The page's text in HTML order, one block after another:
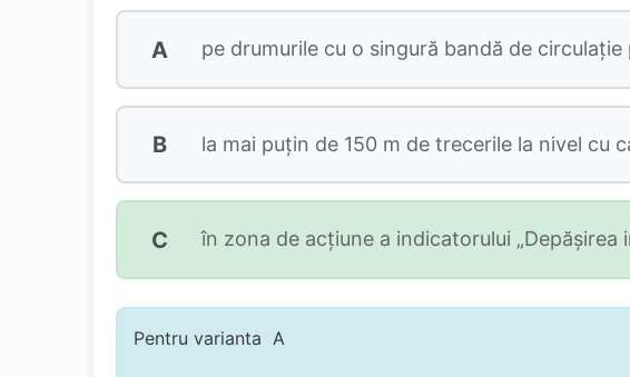
A pe drumurile cu o singură bandă de circulaţie
B la mai puţin de 150 m de trecerile la nivel cu
C în zona de acţiune a indicatorului „Depăşirea
Pentru varianta A